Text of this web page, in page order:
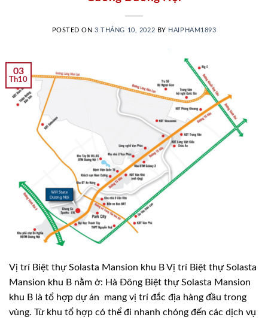
POSTED ON3 THÁNG 10, 2022 BY HAIPHAM1893
03
Th10
Vị trí Biệt thự Solasta Mansion khu B Vị trí Biệt thự Solasta
Mansion khu B nằm ở: Hà Đông Biệt thự Solasta Mansion
khu B là tổ hợp dự án mang vị trí đắc địa hàng đầu trong
vùng. Từ khu tổ hợp có thể đi nhanh chóng đến các dịch vụ